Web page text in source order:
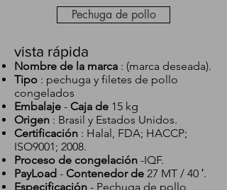
Pechuga de pollo
vista rápida
Nombre de la marca : (marca deseada).
Tipo : pechuga y filetes de pollo
congelados
Embalaje - Caja de 15 kg
Origen : Brasil y Estados Unidos.
Certificación : Halal, FDA; HACCP;
ISO9001; 2008.
Proceso de congelación -IQF.
PayLoad - Contenedor de 27 MT / 40 ′.
Especificación - Pechuga de pollo